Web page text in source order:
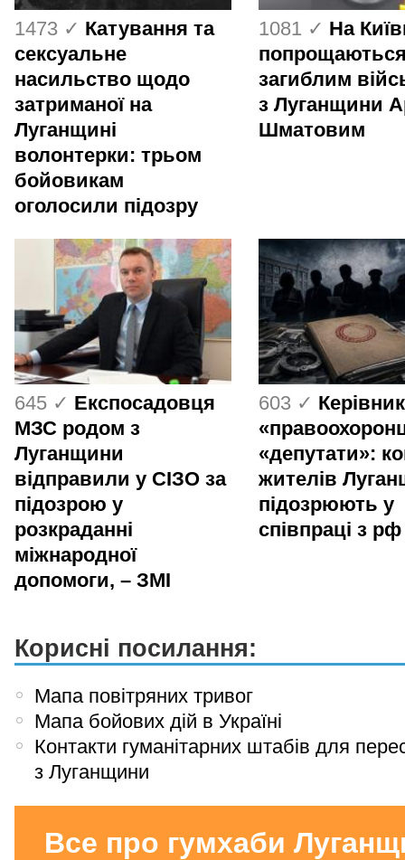
1473 ✓ Катування та
сексуальне
насильство щодо
затриманої на
Луганщині
волонтерки: трьом
бойовикам
оголосили підозру
1081 ✓ На
загиблим
з Луганщини
Шматовим
645 ✓ Експосадовця
МЗС родом з
Луганщини
відправили у СІЗО за
підозрою у
розкраданні
міжнародної
допомоги, – ЗМІ
603 ✓
«депутати»:
жителів
підозрюють у
співпраці з рф
Корисні посилання:
Мапа повітряних тривог
Мапа бойових дій в Україні
Контакти гуманітарних штабів для
з Луганщини
Все про гумхаби